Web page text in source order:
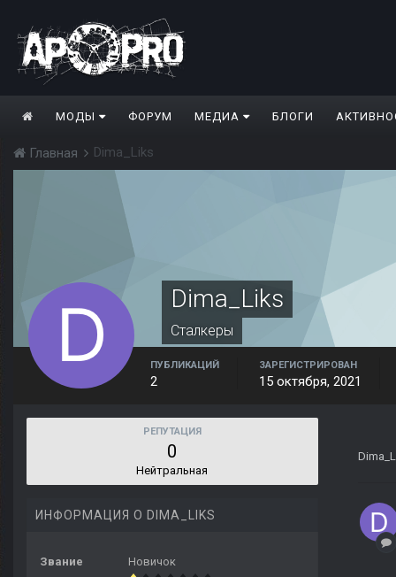
МОДЫ ФОРУМ МЕДИА БЛОГИ
Главная Dima_Liks
Dima_Liks
Сталкеры
ПУБЛИКАЦИЙ
2
ЗАРЕГИСТРИРОВАН
15 октября, 2021
РЕПУТАЦИЯ
0
Нейтральная
ИНФОРМАЦИЯ О DIMA_LIKS
Звание Новичок